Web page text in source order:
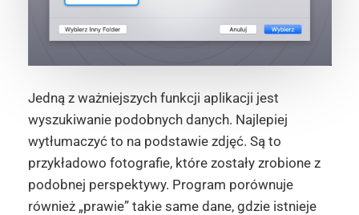
Jedną z ważniejszych funkcji aplikacji jest
wyszukiwanie podobnych danych. Najlepiej
wytłumaczyć to na podstawie zdjęć. Są to
przykładowo fotografie, które zostały zrobione z
podobnej perspektywy. Program porównuje
również „prawie” takie same dane, gdzie istnieje